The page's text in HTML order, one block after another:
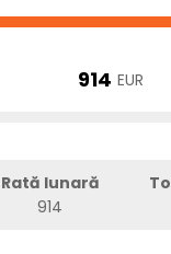
914 EUR
Rată lunară
914